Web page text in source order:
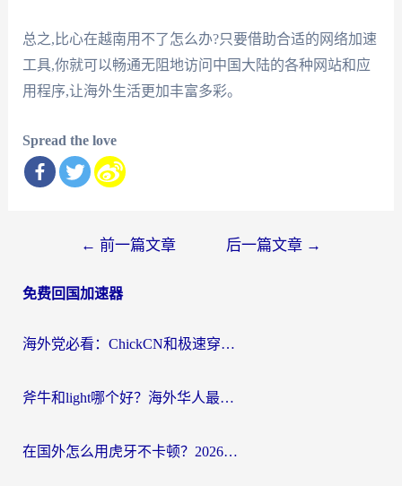
总之,比心在越南用不了怎么办?只要借助合适的网络加速
工具,你就可以畅通无阻地访问中国大陆的各种网站和应
用程序,让海外生活更加丰富多彩。
Spread the love
导
← 前一篇文章 后一篇文章 →
免费回国加速器
海外党必看：ChickCN和极速穿梭VPN好用吗？3招教你选对回国加速器无缝刷国内资源
斧牛和light哪个好？海外华人最关心的回国加速器选择难题，一篇讲透
在国外怎么用虎牙不卡顿？2026海外华人亲测有效的回国加速器选择指南